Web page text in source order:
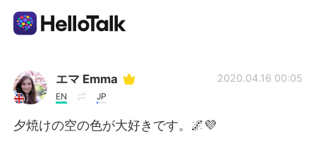
語言交換應用
AI Grammar Checker
エマ Emma
EN JP
2020.04.16 00:05
夕焼けの空の色が大好きです。🌌💜